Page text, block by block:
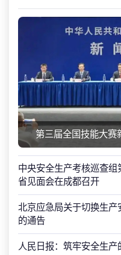
第三届全国技能大赛
中央安全生产考核巡查组
省见面会在成都召开
北京应急局关于切换生
的通告
人民日报：筑牢安全生产